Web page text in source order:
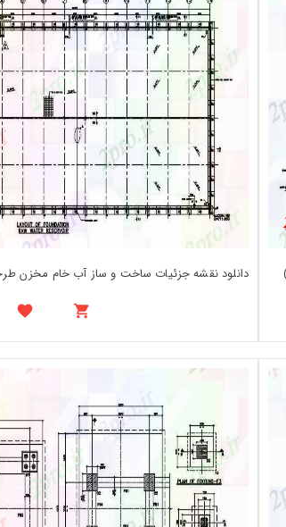
دانلود نقشه جزئیات ساخت و ساز آب خام مخزن طرحی